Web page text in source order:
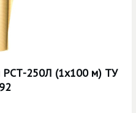
РСТ-250Л (1х100 м) ТУ